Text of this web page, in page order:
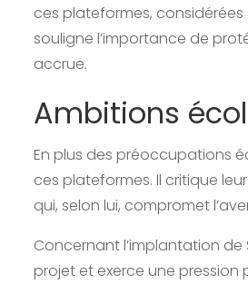
ces plateformes,
souligne l’importance de
accrue.
Ambitions
En plus des préoccupations
ces plateformes. Il critique
qui, selon lui, compromet
Concernant l’implantation de
projet et exerce une pression